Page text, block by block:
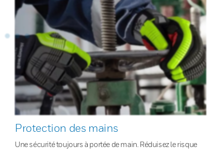
Protection des mains
Une sécurité toujours à portée de main. Réduisez le risque